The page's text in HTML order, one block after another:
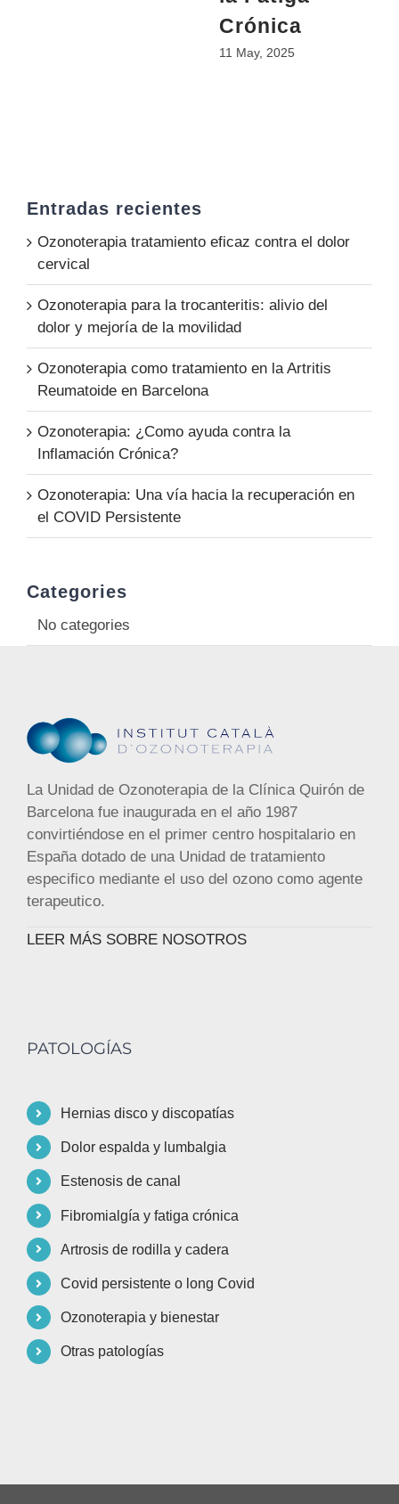
Crónica
11 May, 2025
Entradas recientes
Ozonoterapia tratamiento eficaz contra el dolor
cervical
Ozonoterapia para la trocanteritis: alivio del
dolor y mejoría de la movilidad
Ozonoterapia como tratamiento en la Artritis
Reumatoide en Barcelona
Ozonoterapia: ¿Como ayuda contra la
Inflamación Crónica?
Ozonoterapia: Una vía hacia la recuperación en
el COVID Persistente
Categories
No categories
La Unidad de Ozonoterapia de la Clínica Quirón de
Barcelona fue inaugurada en el año 1987
convirtiéndose en el primer centro hospitalario en
España dotado de una Unidad de tratamiento
especifico mediante el uso del ozono como agente
terapeutico.
LEER MÁS SOBRE NOSOTROS
PATOLOGÍAS
Hernias disco y discopatías
Dolor espalda y lumbalgia
Estenosis de canal
Fibromialgía y fatiga crónica
Artrosis de rodilla y cadera
Covid persistente o long Covid
Ozonoterapia y bienestar
Otras patologías